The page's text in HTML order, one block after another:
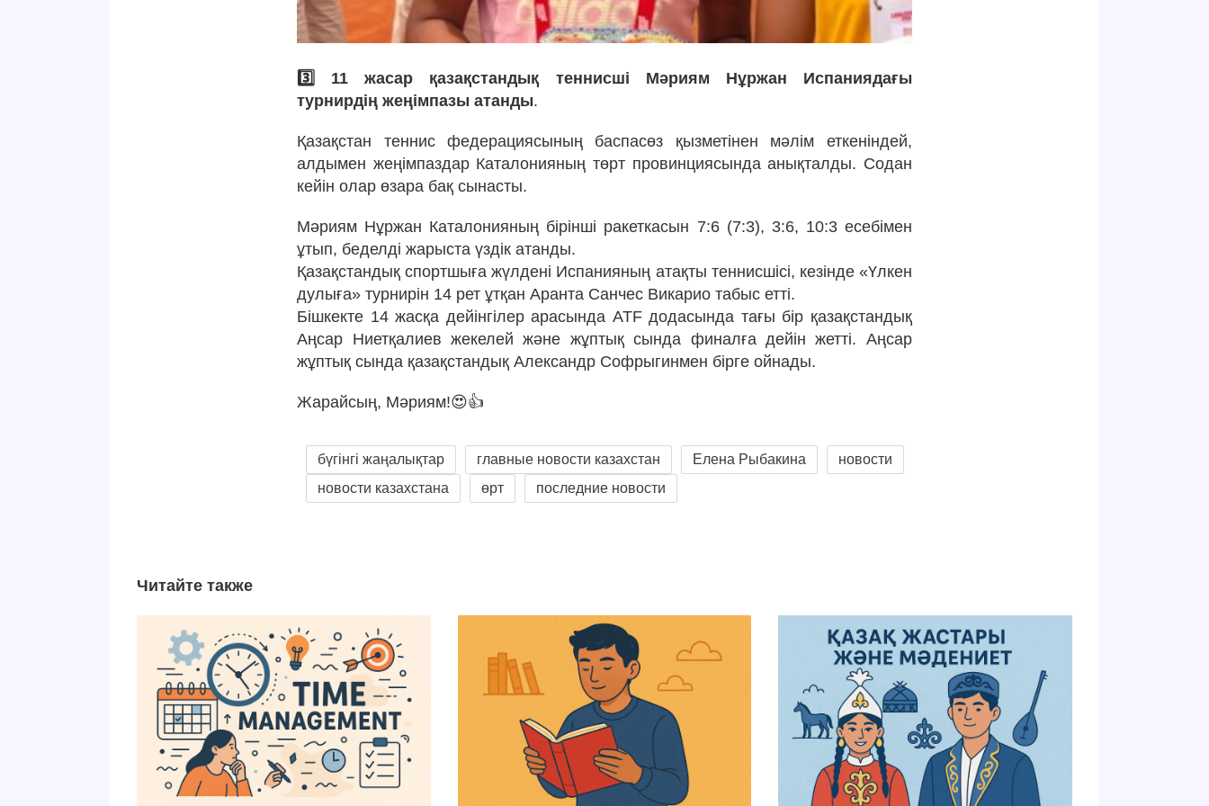
3️⃣ 11 жасар қазақстандық теннисші Мәриям Нұржан Испаниядағы
турнирдің жеңімпазы атанды.
Қазақстан теннис федерациясының баспасөз қызметінен мәлім еткеніндей,
алдымен жеңімпаздар Каталонияның төрт провинциясында анықталды. Содан
кейін олар өзара бақ сынасты.
Мәриям Нұржан Каталонияның бірінші ракеткасын 7:6 (7:3), 3:6, 10:3 есебімен
ұтып, беделді жарыста үздік атанды.
Қазақстандық спортшыға жүлдені Испанияның атақты теннисшісі, кезінде «Үлкен
дулыға» турнирін 14 рет ұтқан Аранта Санчес Викарио табыс етті.
Бішкекте 14 жасқа дейінгілер арасында ATF додасында тағы бір қазақстандық
Аңсар Ниетқалиев жекелей және жұптық сында финалға дейін жетті. Аңсар
жұптық сында қазақстандық Александр Софрыгинмен бірге ойнады.
Жарайсың, Мәриям!😍👍
бүгінгі жаңалықтар главные новости казахстан Елена Рыбакина
новости
новости казахстана
өрт последние новости
Читайте также